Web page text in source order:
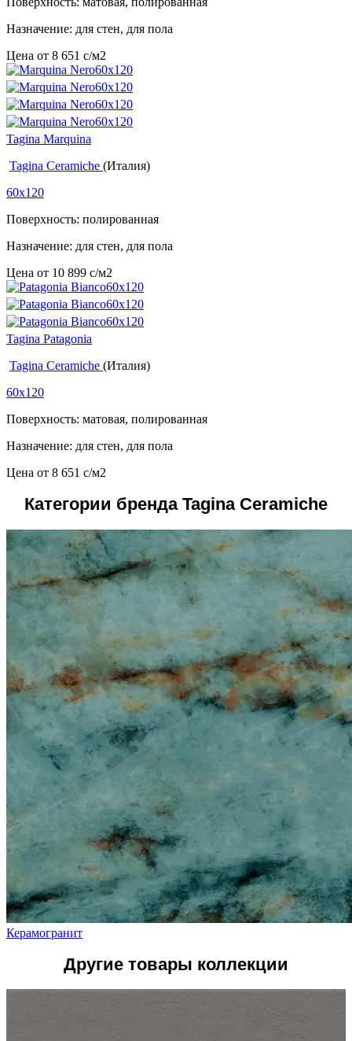
Назначение: для стен, для пола
Цена от 8 651 c/м2
Tagina Marquina
Tagina Ceramiche (Италия)
60x120
Поверхность: полированная
Назначение: для стен, для пола
Цена от 10 899 c/м2
Tagina Patagonia
Tagina Ceramiche (Италия)
60x120
Поверхность: матовая, полированная
Назначение: для стен, для пола
Цена от 8 651 c/м2
Категории бренда Tagina Ceramiche
Керамогранит
Другие товары коллекции